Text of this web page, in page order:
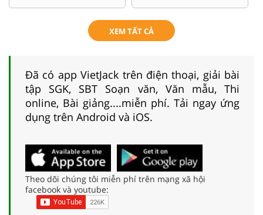
XEM TẤT CẢ
Đã có app VietJack trên điện thoại, giải bài
tập SGK, SBT Soạn văn, Văn mẫu, Thi
online, Bài giảng....miễn phí. Tải ngay ứng
dụng trên Android và iOS.
Theo dõi chúng tôi miễn phí trên mạng xã hội
facebook và youtube: